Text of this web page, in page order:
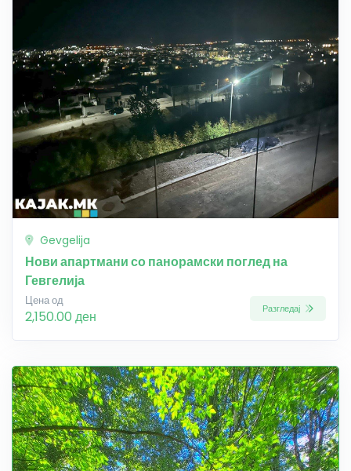
Gevgelija
Нови апартмани со панорамски поглед на
Гевгелија
Цена од
2,150.00 ден Разгледај